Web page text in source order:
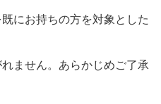
にお持ちの方を対象とした
ません。あらかじめご了承